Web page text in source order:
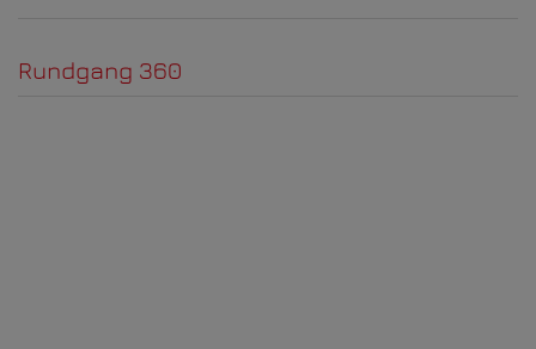
Rundgang 360